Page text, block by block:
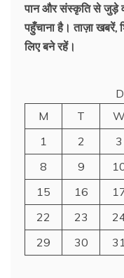
पान और संस्कृति से जुड़े
पहुँचाना है। ताज़ा खबरें,
लिए बने रहें।
M
T W
1
2 3
8
9
15
16
22
23
29
30 31